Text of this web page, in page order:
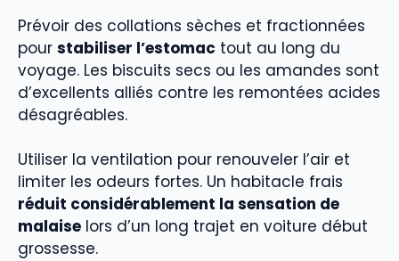
Prévoir des collations sèches et fractionnées
pour stabiliser l’estomac tout au long du
voyage. Les biscuits secs ou les amandes sont
d’excellents alliés contre les remontées acides
désagréables.
Utiliser la ventilation pour renouveler l’air et
limiter les odeurs fortes. Un habitacle frais
réduit considérablement la sensation de
malaise lors d’un long trajet en voiture début
grossesse.